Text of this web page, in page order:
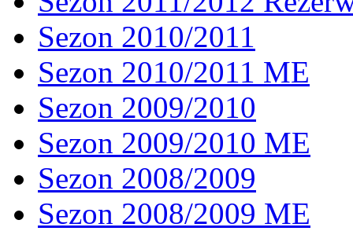
Sezon 2010/2011
Sezon 2010/2011 ME
Sezon 2009/2010
Sezon 2009/2010 ME
Sezon 2008/2009
Sezon 2008/2009 ME